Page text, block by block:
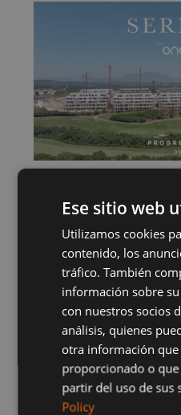
15 de julio de 2026
Ese sitio web
Utilizamos cookies
contenido, los
tráfico. También
información sobre
con nuestros socios
análisis, quienes
otra información que
proporcionado o
partir del uso de sus
Policy